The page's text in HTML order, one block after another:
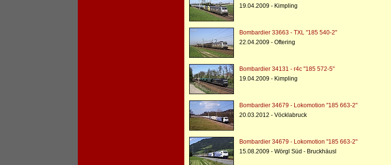
19.04.2009 - Kimpling
Bombardier 33663 - TXL "185 540-2"
22.04.2009 - Oftering
Bombardier 34131 - r4c "185 572-5"
19.04.2009 - Kimpling
Bombardier 34679 - Lokomotion "185 663-2"
20.03.2012 - Vöcklabruck
Bombardier 34679 - Lokomotion "185 663-2"
15.08.2009 - Wörgl Süd - Bruckhäusl